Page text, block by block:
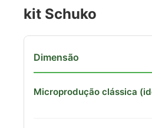
kit Schuko